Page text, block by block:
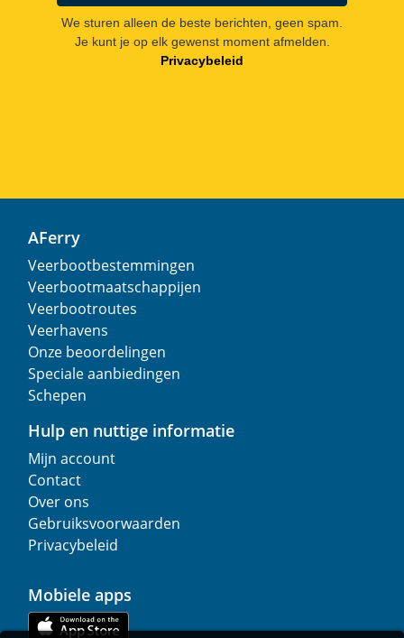
We sturen alleen de beste berichten, geen spam.
Je kunt je op elk gewenst moment afmelden.
Privacybeleid
AFerry
Veerbootbestemmingen
Veerbootmaatschappijen
Veerbootroutes
Veerhavens
Onze beoordelingen
Speciale aanbiedingen
Schepen
Hulp en nuttige informatie
Mijn account
Contact
Over ons
Gebruiksvoorwaarden
Privacybeleid
Mobiele apps